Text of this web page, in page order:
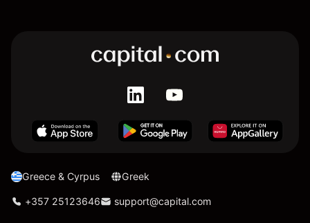
Greece & Cyrpus Greek
+357 25123646 support@capital.com